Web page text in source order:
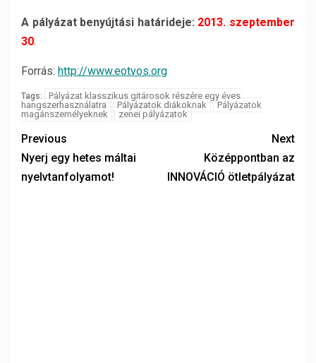
A pályázat benyújtási határideje: 2013. szeptember
30.
Forrás: http://www.eotvos.org
Tags:
Pályázat klasszikus gitárosok részére egy éves
hangszerhasználatra
Pályázatok diákoknak
Pályázatok
magánszemélyeknek
zenei pályázatok
Previous
Nyerj egy hetes máltai
nyelvtanfolyamot!
Next
Középpontban az
INNOVÁCIÓ ötletpályázat